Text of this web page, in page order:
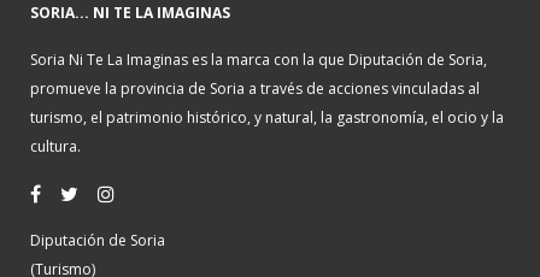
SORIA... NI TE LA IMAGINAS
Soria Ni Te La Imaginas es la marca con la que Diputación de Soria,
promueve la provincia de Soria a través de acciones vinculadas al
turismo, el patrimonio histórico, y natural, la gastronomía, el ocio y la
cultura.
Diputación de Soria
(Turismo)